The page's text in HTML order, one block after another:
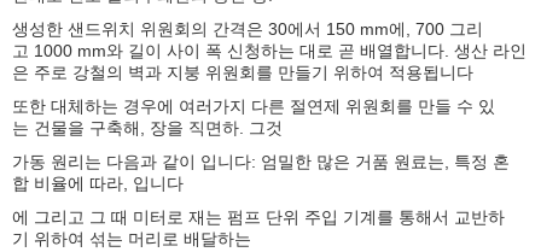
생성한 샌드위치 위원회의 간격은 30에서 150 mm에, 700 그리
고 1000 mm와 길이 사이 폭 신청하는 대로 곧 배열합니다. 생산 라인
은 주로 강철의 벽과 지붕 위원회를 만들기 위하여 적용됩니다
또한 대체하는 경우에 여러가지 다른 절연제 위원회를 만들 수 있
는 건물을 구축해, 장을 직면하. 그것
가동 원리는 다음과 같이 입니다: 엄밀한 많은 거품 원료는, 특정 혼
합 비율에 따라, 입니다
에 그리고 그 때 미터로 재는 펌프 단위 주입 기계를 통해서 교반하
기 위하여 섞는 머리로 배달하는